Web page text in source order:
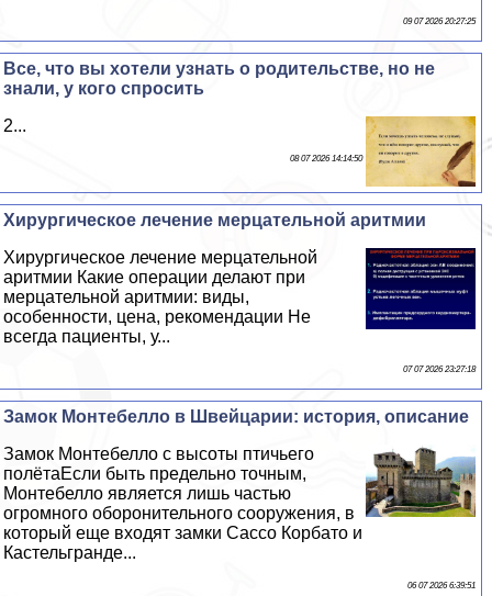
09 07 2026 20:27:25
Все, что вы хотели узнать о родительстве, но не
знали, у кого спросить
2...
08 07 2026 14:14:50
Хирургическое лечение мерцательной аритмии
Хирургическое лечение мерцательной
аритмии Какие операции делают при
мерцательной аритмии: виды,
особенности, цена, рекомендации Не
всегда пациенты, у...
07 07 2026 23:27:18
Замок Монтебелло в Швейцарии: история, описание
Замок Монтебелло с высоты птичьего
полётаЕсли быть предельно точным,
Монтебелло является лишь частью
огромного оборонительного сооружения, в
который еще входят замки Сассо Корбато и
Кастельгранде...
06 07 2026 6:39:51